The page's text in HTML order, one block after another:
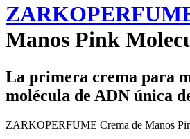
Manos Pink
La primera crema para
molécula de ADN única
ZARKOPERFUME Crema de Manos